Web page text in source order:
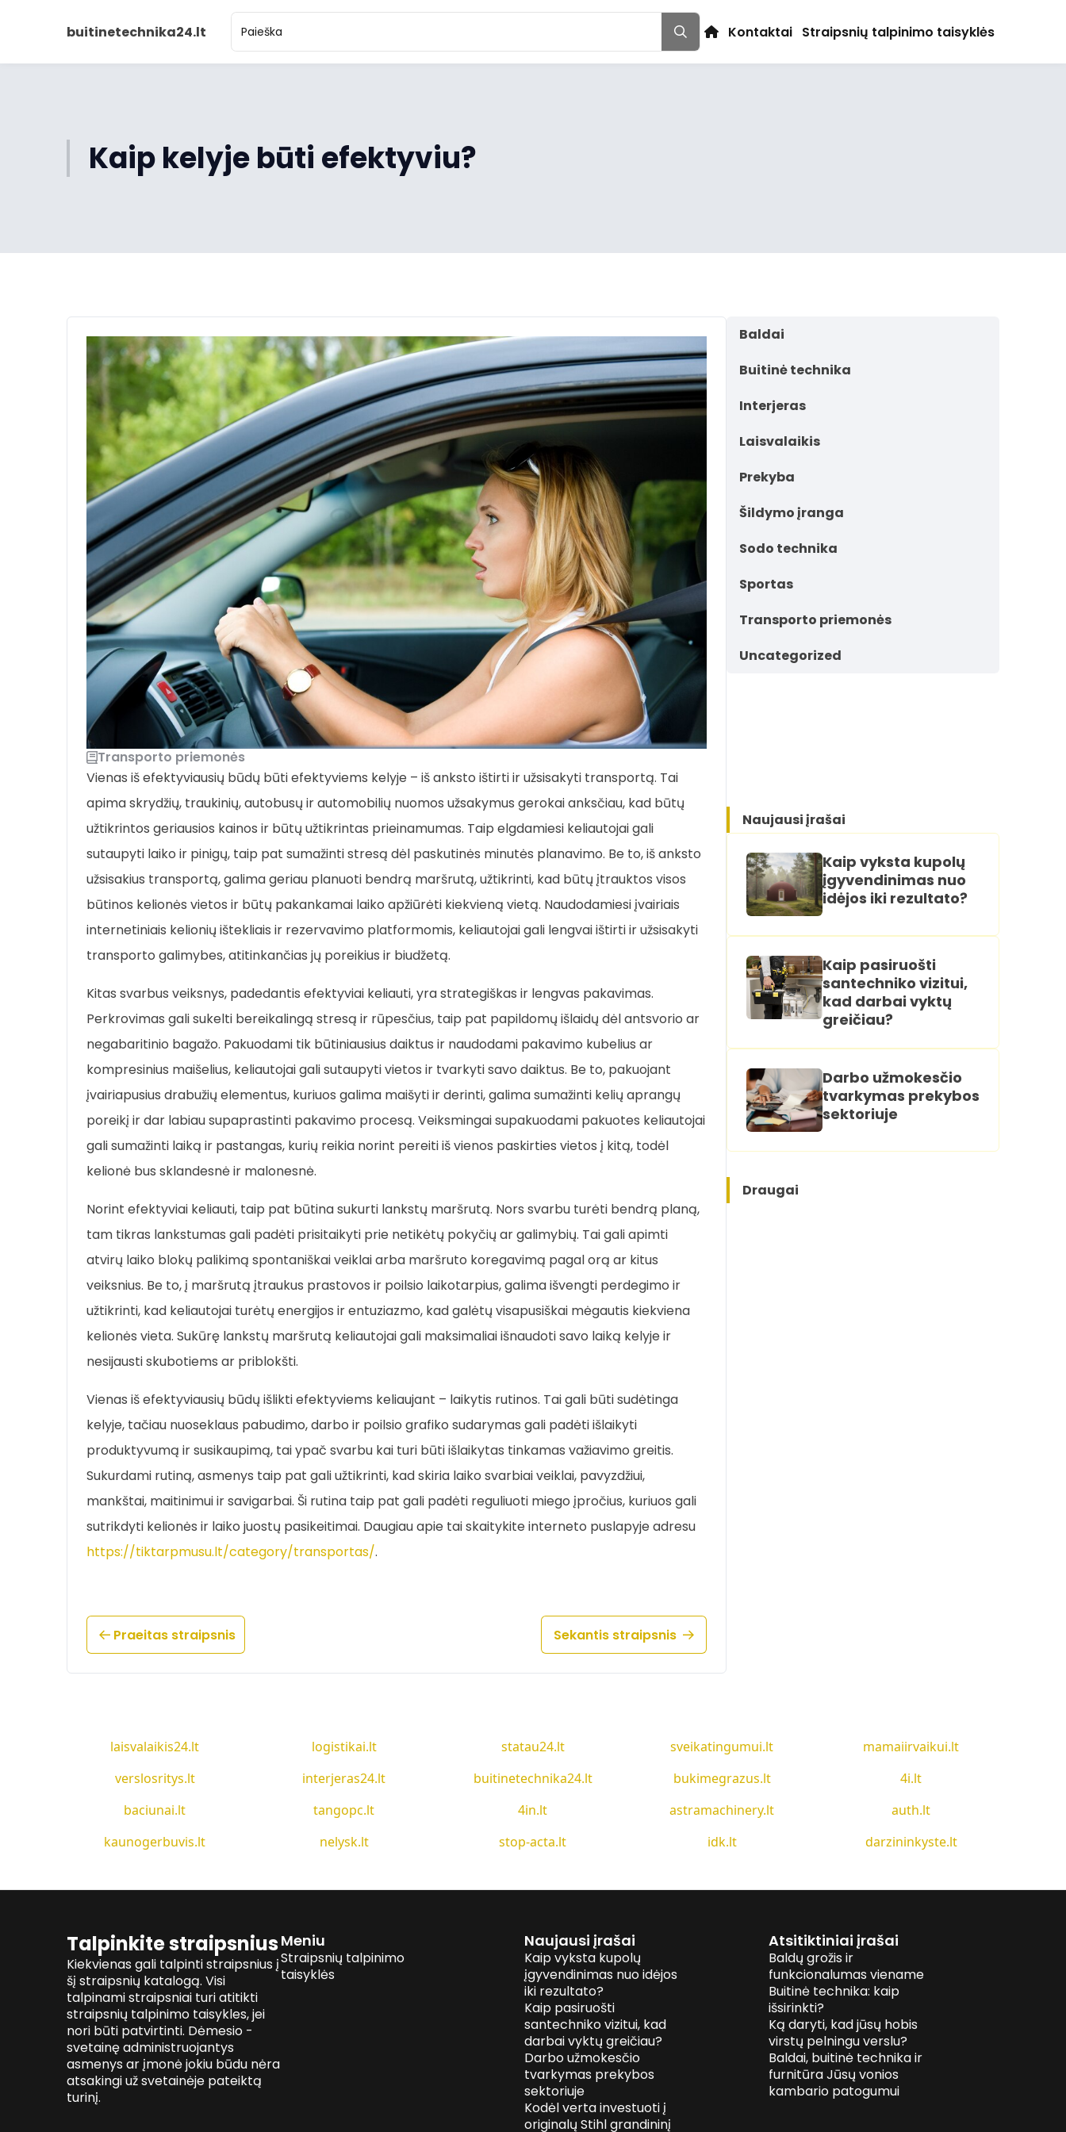
buitinetechnika24.lt Kontaktai Straipsnių talpinimo taisyklės
Kaip kelyje būti efektyviu?
Transporto priemonės
Vienas iš efektyviausių būdų būti efektyviems kelyje – iš anksto ištirti ir užsisakyti transportą. Tai
apima skrydžių, traukinių, autobusų ir automobilių nuomos užsakymus gerokai anksčiau, kad būtų
užtikrintos geriausios kainos ir būtų užtikrintas prieinamumas. Taip elgdamiesi keliautojai gali
sutaupyti laiko ir pinigų, taip pat sumažinti stresą dėl paskutinės minutės planavimo. Be to, iš anksto
užsisakius transportą, galima geriau planuoti bendrą maršrutą, užtikrinti, kad būtų įtrauktos visos
būtinos kelionės vietos ir būtų pakankamai laiko apžiūrėti kiekvieną vietą. Naudodamiesi įvairiais
internetiniais kelionių ištekliais ir rezervavimo platformomis, keliautojai gali lengvai ištirti ir užsisakyti
transporto galimybes, atitinkančias jų poreikius ir biudžetą.
Kitas svarbus veiksnys, padedantis efektyviai keliauti, yra strategiškas ir lengvas pakavimas.
Perkrovimas gali sukelti bereikalingą stresą ir rūpesčius, taip pat papildomų išlaidų dėl antsvorio ar
negabaritinio bagažo. Pakuodami tik būtiniausius daiktus ir naudodami pakavimo kubelius ar
kompresinius maišelius, keliautojai gali sutaupyti vietos ir tvarkyti savo daiktus. Be to, pakuojant
įvairiapusius drabužių elementus, kuriuos galima maišyti ir derinti, galima sumažinti kelių aprangų
poreikį ir dar labiau supaprastinti pakavimo procesą. Veiksmingai supakuodami pakuotes keliautojai
gali sumažinti laiką ir pastangas, kurių reikia norint pereiti iš vienos paskirties vietos į kitą, todėl
kelionė bus sklandesnė ir malonesnė.
Norint efektyviai keliauti, taip pat būtina sukurti lankstų maršrutą. Nors svarbu turėti bendrą planą,
tam tikras lankstumas gali padėti prisitaikyti prie netikėtų pokyčių ar galimybių. Tai gali apimti
atvirų laiko blokų palikimą spontaniškai veiklai arba maršruto koregavimą pagal orą ar kitus
veiksnius. Be to, į maršrutą įtraukus prastovos ir poilsio laikotarpius, galima išvengti perdegimo ir
užtikrinti, kad keliautojai turėtų energijos ir entuziazmo, kad galėtų visapusiškai mėgautis kiekviena
kelionės vieta. Sukūrę lankstų maršrutą keliautojai gali maksimaliai išnaudoti savo laiką kelyje ir
nesijausti skubotiems ar priblokšti.
Vienas iš efektyviausių būdų išlikti efektyviems keliaujant – laikytis rutinos. Tai gali būti sudėtinga
kelyje, tačiau nuoseklaus pabudimo, darbo ir poilsio grafiko sudarymas gali padėti išlaikyti
produktyvumą ir susikaupimą, tai ypač svarbu kai turi būti išlaikytas tinkamas važiavimo greitis.
Sukurdami rutiną, asmenys taip pat gali užtikrinti, kad skiria laiko svarbiai veiklai, pavyzdžiui,
mankštai, maitinimui ir savigarbai. Ši rutina taip pat gali padėti reguliuoti miego įpročius, kuriuos gali
sutrikdyti kelionės ir laiko juostų pasikeitimai. Daugiau apie tai skaitykite interneto puslapyje adresu
https://tiktarpmusu.lt/category/transportas/.
Praeitas straipsnis Sekantis straipsnis
Baldai
Buitinė technika
Interjeras
Laisvalaikis
Prekyba
Šildymo įranga
Sodo technika
Sportas
Transporto priemonės
Uncategorized
Naujausi įrašai
Kaip vyksta kupolų
įgyvendinimas nuo
idėjos iki rezultato?
Kaip pasiruošti
santechniko vizitui,
kad darbai vyktų
greičiau?
Darbo užmokesčio
tvarkymas prekybos
sektoriuje
Draugai
laisvalaikis24.lt logistikai.lt statau24.lt sveikatingumui.lt
mamaiirvaikui.lt
verslosritys.lt
interjeras24.lt buitinetechnika24.lt bukimegrazus.lt
4i.lt
baciunai.lt
tangopc.lt 4in.lt astramachinery.lt
auth.lt
kaunogerbuvis.lt
nelysk.lt stop-acta.lt idk.lt darzininkyste.lt
Talpinkite straipsnius
Kiekvienas gali talpinti straipsnius į
šį straipsnių katalogą. Visi
talpinami straipsniai turi atitikti
straipsnių talpinimo taisykles, jei
nori būti patvirtinti. Dėmesio -
svetainę administruojantys
asmenys ar įmonė jokiu būdu nėra
atsakingi už svetainėje pateiktą
turinį.
Meniu
Straipsnių talpinimo
taisyklės
Naujausi įrašai
Kaip vyksta kupolų
įgyvendinimas nuo idėjos
iki rezultato?
Kaip pasiruošti
santechniko vizitui, kad
darbai vyktų greičiau?
Darbo užmokesčio
tvarkymas prekybos
sektoriuje
Kodėl verta investuoti į
originalų Stihl grandininį
Atsitiktiniai įrašai
Baldų grožis ir
funkcionalumas viename
Buitinė technika: kaip
išsirinkti?
Ką daryti, kad jūsų hobis
virstų pelningu verslu?
Baldai, buitinė technika ir
furnitūra Jūsų vonios
kambario patogumui